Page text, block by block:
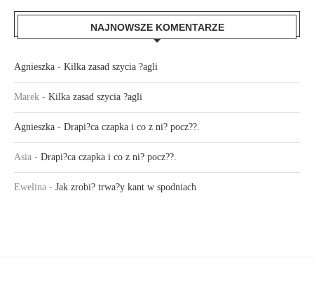
NAJNOWSZE KOMENTARZE
Agnieszka - Kilka zasad szycia ?agli
Marek - Kilka zasad szycia ?agli
Agnieszka - Drapi?ca czapka i co z ni? pocz??.
Asia - Drapi?ca czapka i co z ni? pocz??.
Ewelina - Jak zrobi? trwa?y kant w spodniach